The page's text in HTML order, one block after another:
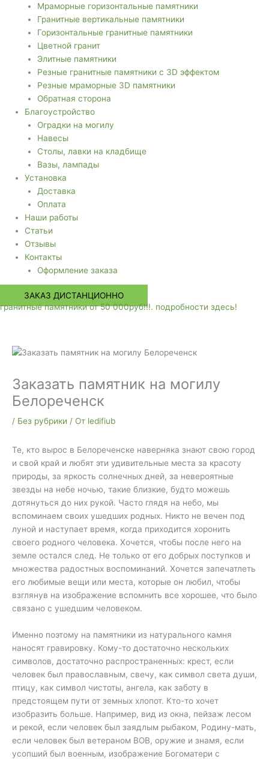
Мраморные горизонтальные памятники
Гранитные вертикальные памятники
Горизонтальные гранитные памятники
Цветной гранит
Элитные памятники
Резные гранитные памятники с 3D эффектом
Резные мраморные 3D памятники
Обратная сторона
Благоустройство
Оградки на могилу
Навесы
Столы, лавки на кладбище
Вазы, лампады
Установка
Доставка
Оплата
Наши работы
Статьи
Отзывы
Контакты
Оформление заказа
ЗАКАЗ ДИСТАНЦИОННО
гранитные памятники от 50 000руб!!!. подробности здесь!
Заказать памятник на могилу
Белореченск
/ Без рубрики / От ledifiub
Те, кто вырос в Белореченске наверняка знают свою город
и свой край и любят эти удивительные места за красоту
природы, за яркость солнечных дней, за невероятные
звезды на небе ночью, такие близкие, будто можешь
дотянуться до них рукой. Часто глядя на небо, мы
вспоминаем своих ушедших родных. Никто не вечен под
луной и наступает время, когда приходится хоронить
своего родного человека. Хочется, чтобы после него на
земле остался след. Не только от его добрых поступков и
множества радостных воспоминаний. Хочется запечатлеть
его любимые вещи или места, которые он любил, чтобы
взглянув на изображение вспомнить все хорошее, что было
связано с ушедшим человеком.
Именно поэтому на памятники из натурального камня
наносят гравировку. Кому-то достаточно нескольких
символов, достаточно распространенных: крест, если
человек был православным, свечу, как символ света души,
птицу, как символ чистоты, ангела, как заботу в
предстоящем пути от земных хлопот. Кто-то хочет
изобразить больше. Например, вид из окна, пейзаж лесом
и рекой, если человек был заядлым рыбаком, Родину-мать,
если человек был ветераном ВОВ, оружие и знамя, если
усопший был военным, изображение Богоматери с